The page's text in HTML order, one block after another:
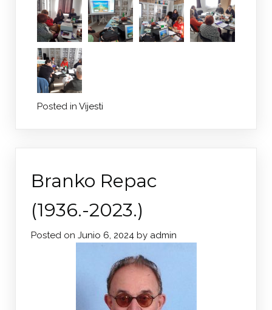
Posted in Vijesti
Branko Repac
(1936.-2023.)
Posted on Junio 6, 2024 by admin